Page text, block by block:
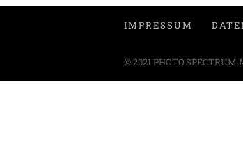
IMPRESSUM
© 2021